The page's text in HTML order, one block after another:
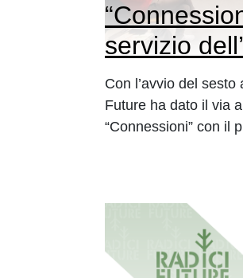
servizio
Con l’avvio del
Future ha dato il via
“Connessioni” con il